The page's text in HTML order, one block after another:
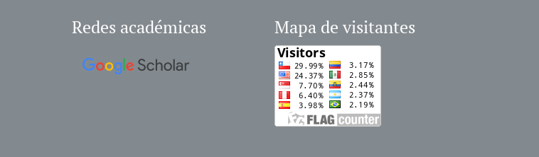
Redes académicas Mapa de visitantes